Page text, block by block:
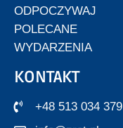
ODPOCZYWAJ
POLECANE
WYDARZENIA
KONTAKT
+48 513 034 379